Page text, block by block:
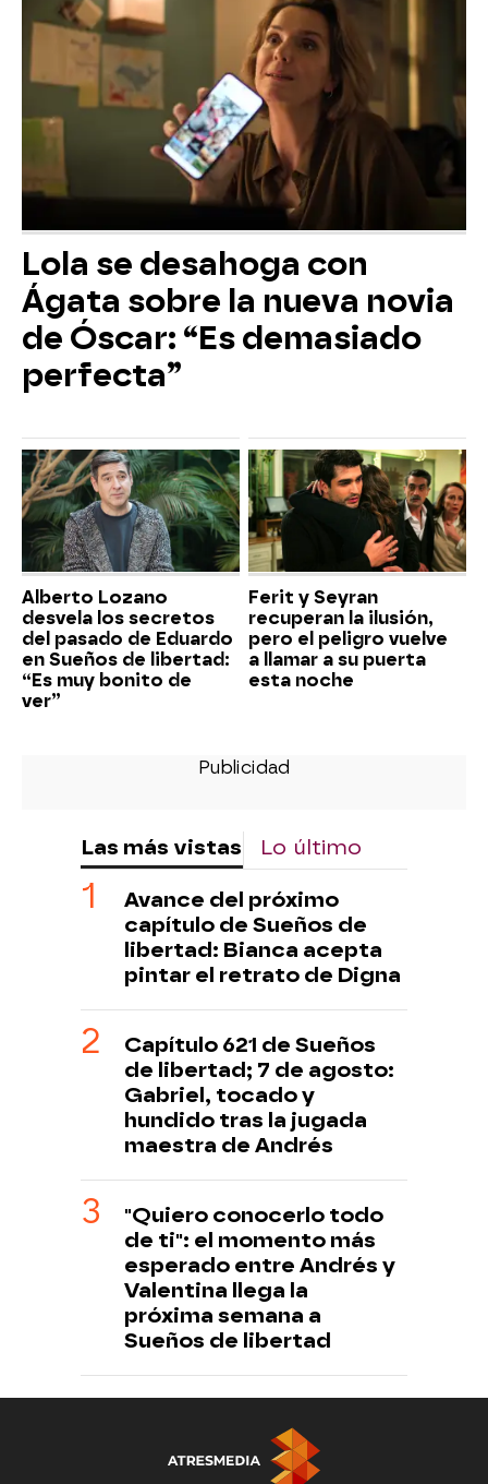
Lola se desahoga con
Ágata sobre la nueva novia
de Óscar: “Es demasiado
perfecta”
Alberto Lozano
desvela los secretos
del pasado de Eduardo
en Sueños de libertad:
“Es muy bonito de
ver”
Ferit y Seyran
recuperan la ilusión,
pero el peligro vuelve
a llamar a su puerta
esta noche
Las más vistas Lo último
Avance del próximo
capítulo de Sueños de
libertad: Bianca acepta
pintar el retrato de Digna
Capítulo 621 de Sueños
de libertad; 7 de agosto:
Gabriel, tocado y
hundido tras la jugada
maestra de Andrés
"Quiero conocerlo todo
de ti": el momento más
esperado entre Andrés y
Valentina llega la
próxima semana a
Sueños de libertad